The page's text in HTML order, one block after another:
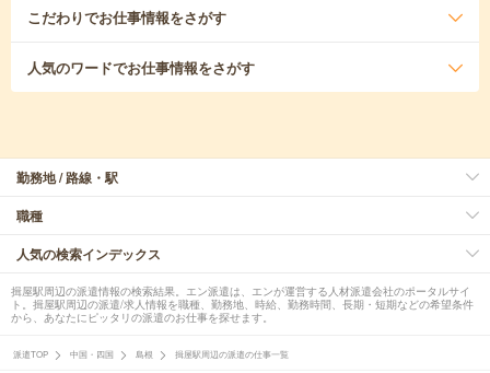
こだわりでお仕事情報をさがす
人気のワードでお仕事情報をさがす
勤務地 / 路線・駅
職種
人気の検索インデックス
揖屋駅周辺の派遣情報の検索結果。エン派遣は、エンが運営する人材派遣会社のポータルサイ
ト。揖屋駅周辺の派遣/求人情報を職種、勤務地、時給、勤務時間、長期・短期などの希望条件
から、あなたにピッタリの派遣のお仕事を探せます。
派遣TOP 中国・四国 島根 揖屋駅周辺の派遣の仕事一覧